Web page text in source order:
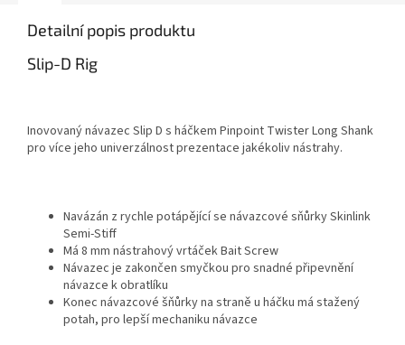
Detailní popis produktu
Slip-D Rig
Inovovaný návazec Slip D s háčkem Pinpoint Twister Long Shank
pro více jeho univerzálnost prezentace jakékoliv nástrahy.
Navázán z rychle potápějící se návazcové sňůrky Skinlink
Semi-Stiff
Má 8 mm nástrahový vrtáček Bait Screw
Návazec je zakončen smyčkou pro snadné připevnění
návazce k obratlíku
Konec návazcové šňůrky na straně u háčku má stažený
potah, pro lepší mechaniku návazce